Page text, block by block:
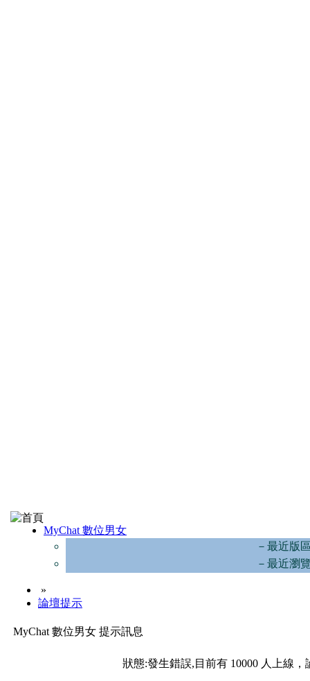
MyChat 數位男女
－最近版
－最近瀏
»
論壇提示
MyChat 數位男女 提示訊息
狀態:發生錯誤,目前有 10000 人上線